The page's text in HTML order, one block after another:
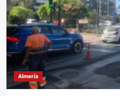
Almería